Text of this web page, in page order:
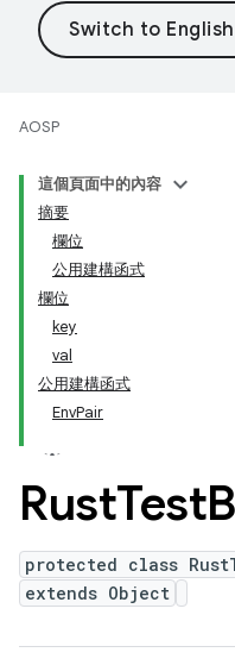
AOSP
這個頁面中的內容
摘要
欄位
公用建構函式
欄位
key
val
公用建構函式
EnvPair
RustTest
protected class
extends Object